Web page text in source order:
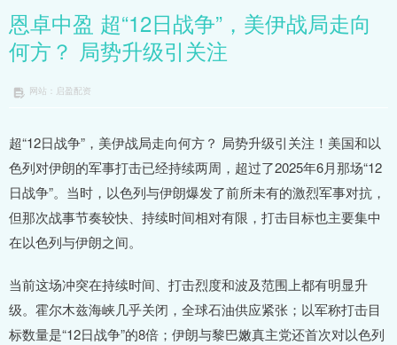
恩卓中盈 超“12日战争”，美伊战局走向
何方？ 局势升级引关注
网站：启盈配资
超“12日战争”，美伊战局走向何方？ 局势升级引关注！美国和以
色列对伊朗的军事打击已经持续两周，超过了2025年6月那场“12
日战争”。当时，以色列与伊朗爆发了前所未有的激烈军事对抗，
但那次战事节奏较快、持续时间相对有限，打击目标也主要集中
在以色列与伊朗之间。
当前这场冲突在持续时间、打击烈度和波及范围上都有明显升
级。霍尔木兹海峡几乎关闭，全球石油供应紧张；以军称打击目
标数量是“12日战争”的8倍；伊朗与黎巴嫩真主党还首次对以色列